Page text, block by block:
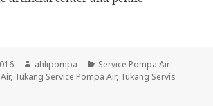
Author
ahlipompa Categories
Service Pompa Air
, Tukang Service Pompa Air, Tukang Servis